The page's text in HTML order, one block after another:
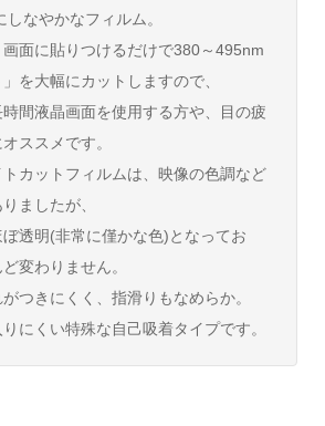
なやかなフィルム。
面に貼りつけるだけで380～495nm
を大幅にカットしますので、
間液晶画面を使用する方や、目の疲
ススメです。
カットフィルムは、映像の色調など
ましたが、
透明(非常に僅かな色)となってお
変わりません。
つきにくく、指滑りもなめらか。
にくい特殊な自己吸着タイプです。